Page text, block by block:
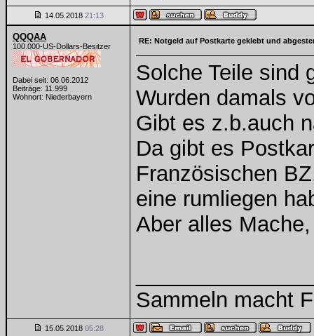
14.05.2018 21:13
QQQAA
100.000-US-Dollars-Besitzer
Dabei seit: 06.06.2012
Beiträge: 11.999
Wohnort: Niederbayern
RE: Notgeld auf Postkarte geklebt und
Solche Teile sind
Wurden damals
Gibt es z.b.auch
Da gibt es
Französischen
eine rumliegen
Aber alles
Sammeln macht
15.05.2018 05:28